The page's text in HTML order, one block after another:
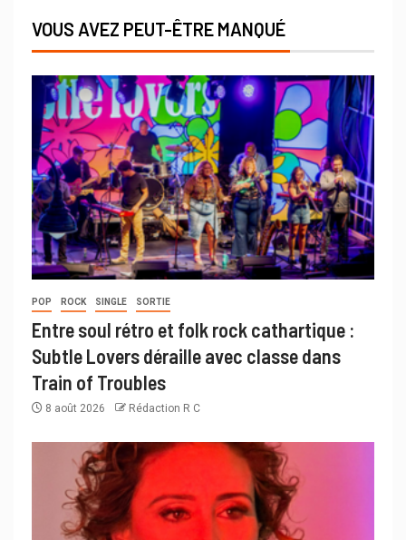
VOUS AVEZ PEUT-ÊTRE MANQUÉ
POP ROCK SINGLE SORTIE
Entre soul rétro et folk rock cathartique :
Subtle Lovers déraille avec classe dans
Train of Troubles
8 août 2026 Rédaction R C